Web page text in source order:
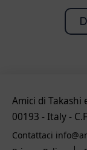
Amici di Takashi
00193 - Italy -
Contattaci